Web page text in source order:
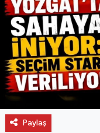
Paylaş